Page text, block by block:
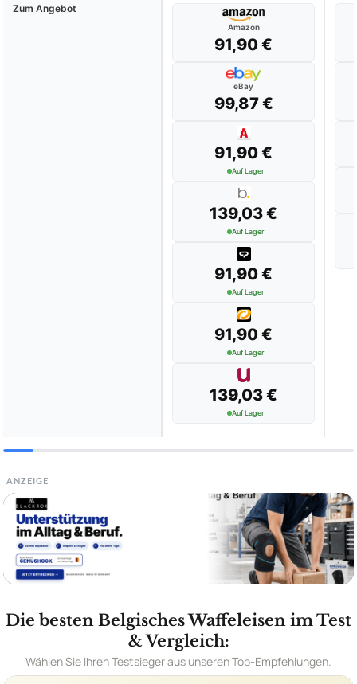
Zum Angebot
Amazon
91,90 €
eBay
99,87 €
91,90 €
Auf Lager
139,03 €
Auf Lager
91,90 €
Auf Lager
91,90 €
Auf Lager
139,03 €
Auf Lager
ANZEIGE
Die besten Belgisches Waffeleisen im Test
& Vergleich:
Wählen Sie Ihren Testsieger aus unseren Top-Empfehlungen.